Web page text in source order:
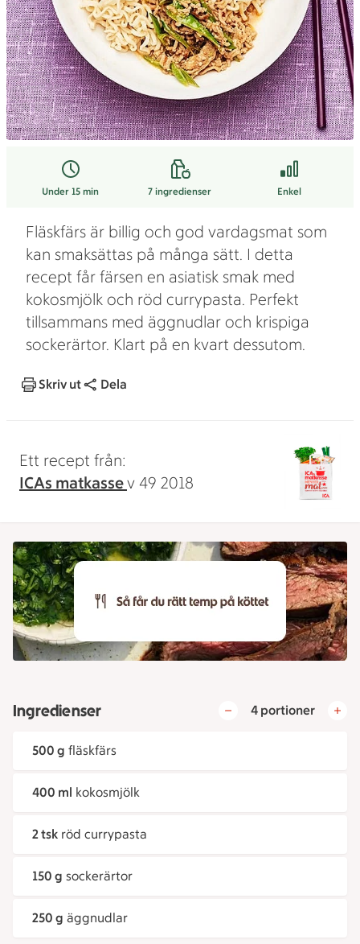
Under 15 min 7ingredienser Enkel
Fläskfärs är billig och god vardagsmat som
kan smaksättas på många sätt. I detta
recept får färsen en asiatisk smak med
kokosmjölk och röd currypasta. Perfekt
tillsammans med äggnudlar och krispiga
sockerärtor. Klart på en kvart dessutom.
Skriv ut Dela
Ett recept från:
ICAs matkassev 49 2018
Ingredienser 4 portioner
500 g fläskfärs
400 ml kokosmjölk
2 tsk röd currypasta
150 g sockerärtor
250 g äggnudlar